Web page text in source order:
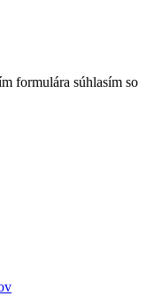
formulára súhlasím so